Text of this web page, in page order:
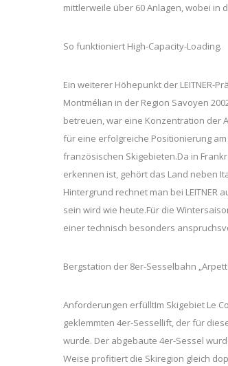
mittlerweile über 60 Anlagen, wobei in
So funktioniert High-Capacity-Loading.
Ein weiterer Höhepunkt der LEITNER-
Montmélian in der Region Savoyen
betreuen, war eine Konzentration der
für eine erfolgreiche Positionierung
französischen Skigebieten.Da in
erkennen ist, gehört das Land neben
Hintergrund rechnet man bei
sein wird wie heute.Für die
einer technisch besonders
Bergstation der 8er-Sesselbahn
Anforderungen erfülltIm Skigebiet Le
geklemmten 4er-Sessellift, der für
wurde. Der abgebaute 4er-Sessel
Weise profitiert die Skiregion gleich